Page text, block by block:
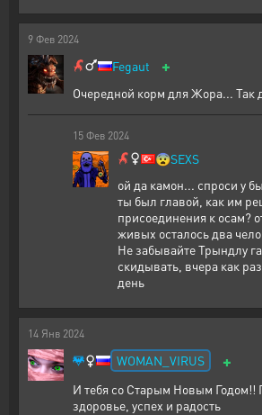
9 Фев 2024
Fegaut +
Очередной корм для Жора... Так
15 Фев 2024
😨SEXS
ой да камон... спроси у
ты был главой, как им
присоединения к осам?
живых осталось два
Не забывайте Трындлу
скидывать, вчера как
день
14 Янв 2024
WOMAN_VIRUS +
И тебя со Старым Новым Годом!!
здоровье, успех и радость